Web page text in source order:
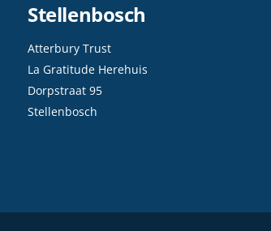
Stellenbosch
Atterbury Trust
La Gratitude Herehuis
Dorpstraat 95
Stellenbosch